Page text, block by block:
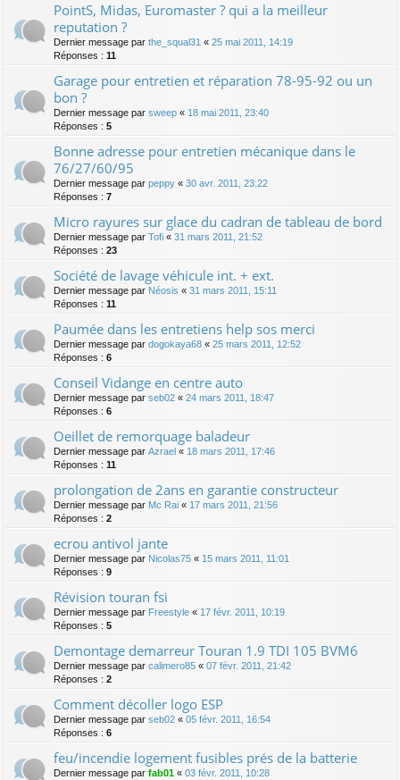
PointS, Midas, Euromaster ? qui a la meilleur
reputation ?
Dernier message par the_squal31 « 25 mai 2011, 14:19
Réponses : 11
Garage pour entretien et réparation 78-95-92 ou un
bon ?
Dernier message par sweep « 18 mai 2011, 23:40
Réponses : 5
Bonne adresse pour entretien mécanique dans le
76/27/60/95
Dernier message par peppy « 30 avr. 2011, 23:22
Réponses : 7
Micro rayures sur glace du cadran de tableau de bord
Dernier message par Tofi « 31 mars 2011, 21:52
Réponses : 23
Société de lavage véhicule int. + ext.
Dernier message par Néosis « 31 mars 2011, 15:11
Réponses : 11
Paumée dans les entretiens help sos merci
Dernier message par dogokaya68 « 25 mars 2011, 12:52
Réponses : 6
Conseil Vidange en centre auto
Dernier message par seb02 « 24 mars 2011, 18:47
Réponses : 6
Oeillet de remorquage baladeur
Dernier message par Azrael « 18 mars 2011, 17:46
Réponses : 11
prolongation de 2ans en garantie constructeur
Dernier message par Mc Rai « 17 mars 2011, 21:56
Réponses : 2
ecrou antivol jante
Dernier message par Nicolas75 « 15 mars 2011, 11:01
Réponses : 9
Révision touran fsi
Dernier message par Freestyle « 17 févr. 2011, 10:19
Réponses : 5
Demontage demarreur Touran 1.9 TDI 105 BVM6
Dernier message par calimero85 « 07 févr. 2011, 21:42
Réponses : 2
Comment décoller logo ESP
Dernier message par seb02 « 05 févr. 2011, 16:54
Réponses : 6
feu/incendie logement fusibles prés de la batterie
Dernier message par fab01 « 03 févr. 2011, 10:28